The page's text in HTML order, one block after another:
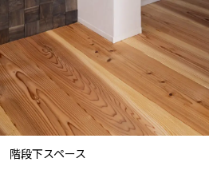
階段下スペース